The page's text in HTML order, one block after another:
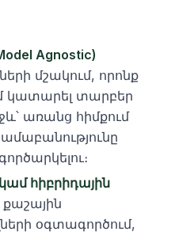
Agnostic)
մշակում, որոնք
կատարել տարբեր
առանց հիմքում
հիբրիդային
օգտագործում,